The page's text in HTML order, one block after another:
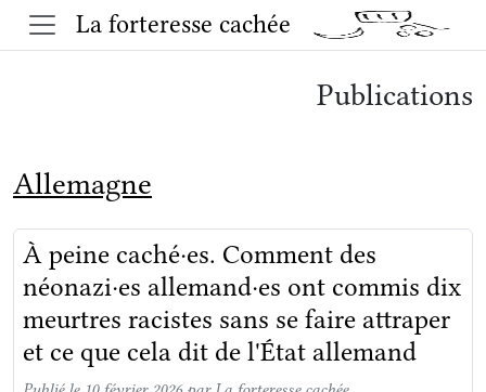
La forteresse cachée
Publications
Allemagne
À peine caché·es. Comment des
néonazi·es allemand·es ont commis dix
meurtres racistes sans se faire attraper
et ce que cela dit de l'État allemand